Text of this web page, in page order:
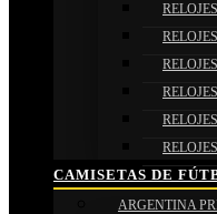
CAMISETAS DE
ARGENTINA